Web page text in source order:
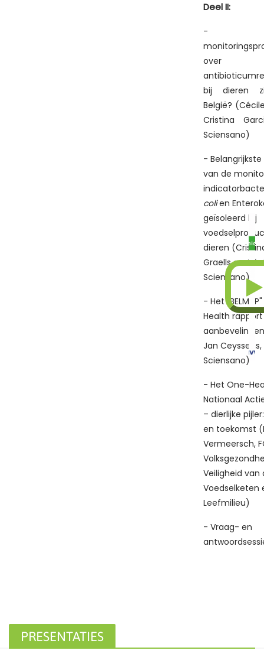
antibioticumgebruik en -
bij dieren in België
Deel II:
-
over
bij dieren
België?
Cristina
Sciensano)
-
van de
colien
geïsoleerd bij
dieren
Graells en
Sciensano)
- Het
Health
Jan Ceyssens,
Sciensano)
- Het One-
Nationaal
– dierlijke
en toekomst
Vermeersch,
Veiligheid van
Voedselketen
Leefmilieu)
- Vraag- en
PRESENTATIES